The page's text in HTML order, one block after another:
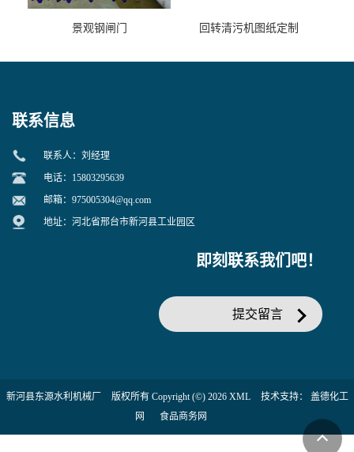
景观钢闸门 回转清污机图纸定制
联系信息
联系人：刘经理
电话：15803295639
邮箱： 975005304@qq.com
地址：河北省邢台市新河县工业园区
即刻联系我们吧！
提交留言
新河县东源水利机械厂 版权所有 Copyright (©) 2026 XML 技术支持： 盖德化工
网
食品商务网